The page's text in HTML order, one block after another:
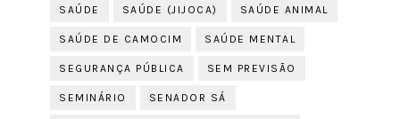
SAÚDE SAÚDE (JIJOCA) SAÚDE ANIMAL
SAÚDE DE CAMOCIM SAÚDE MENTAL
SEGURANÇA PÚBLICA SEM PREVISÃO
SEMINÁRIO SENADOR SÁ